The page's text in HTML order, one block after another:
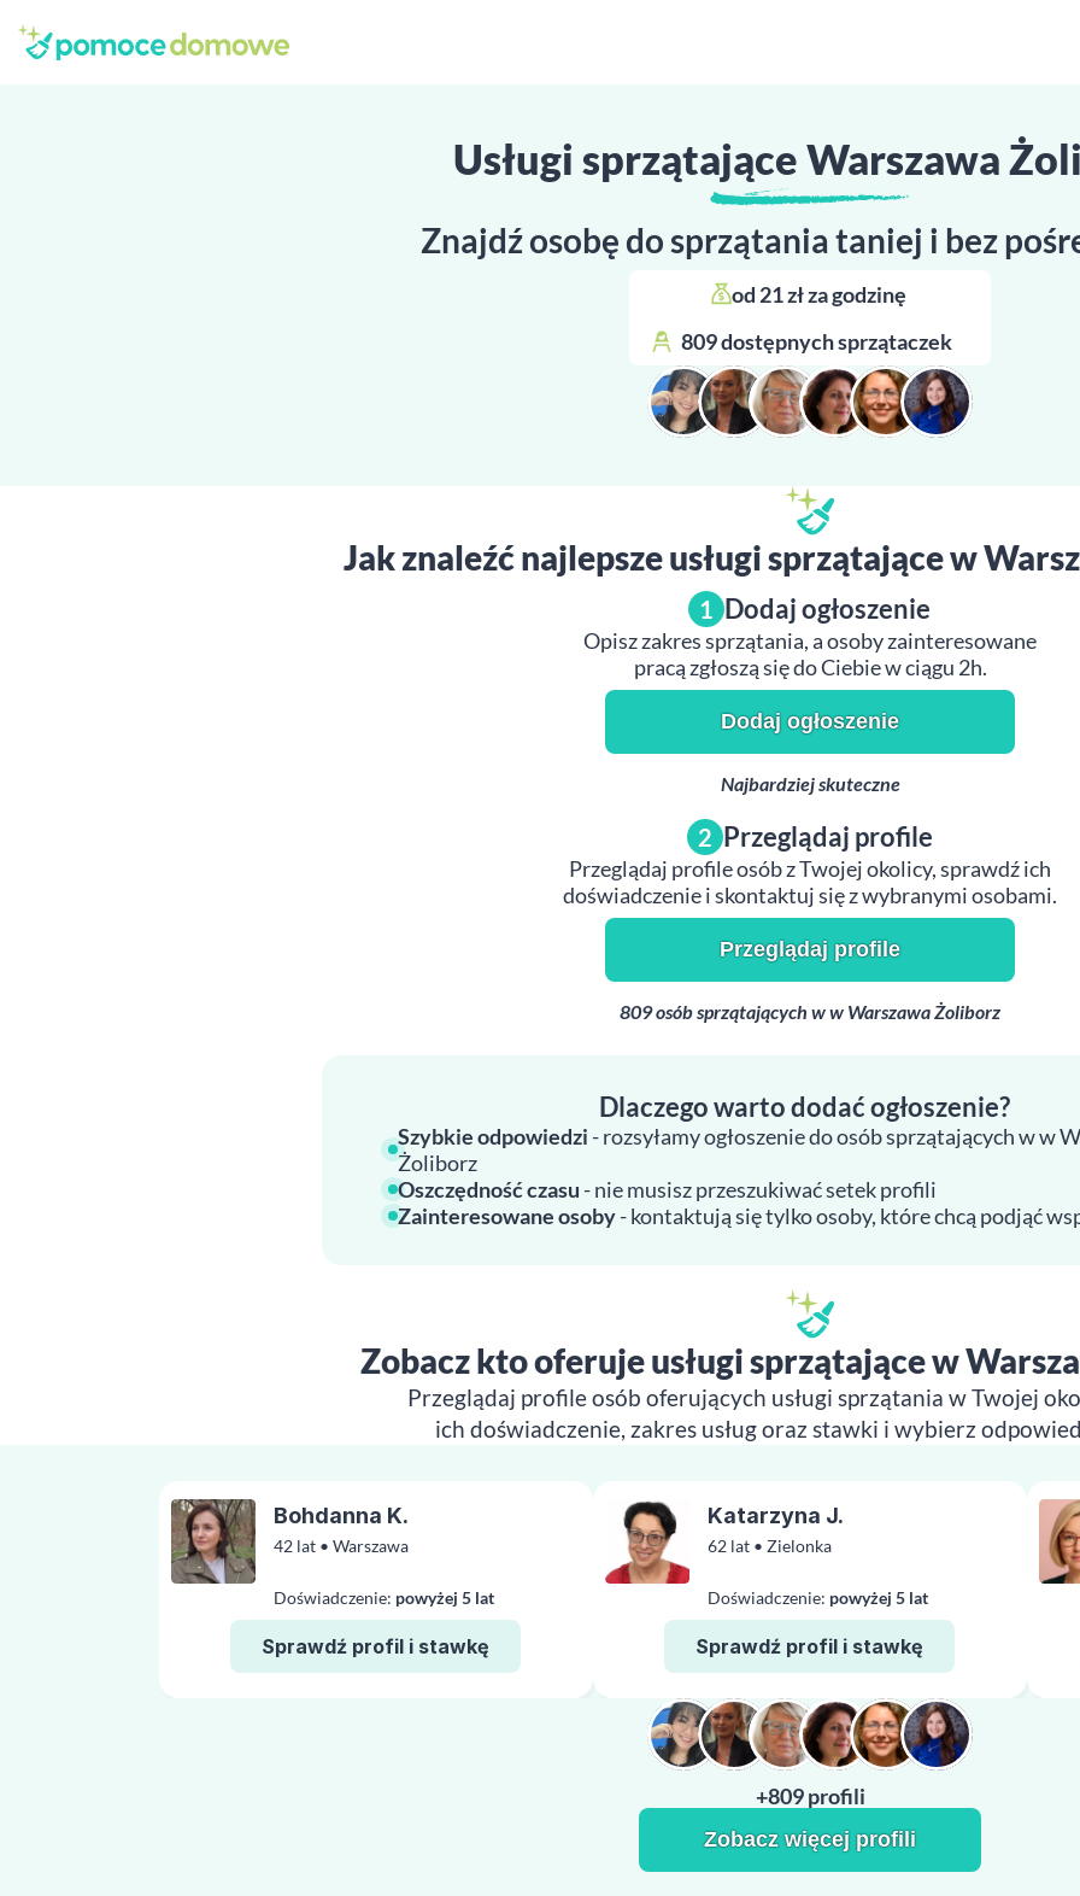
Usługi sprzątające Warszawa
Znajdź osobę do sprzątania taniej i bez
od 21 zł za godzinę
809 dostępnych sprzątaczek
Jak znaleźć najlepsze usługi sprzątające w
1 Dodaj ogłoszenie
Opisz zakres sprzątania, a osoby zainteresowane
pracą zgłoszą się do Ciebie w ciągu 2h.
Dodaj ogłoszenie
Najbardziej skuteczne
2 Przeglądaj profile
Przeglądaj profile osób z Twojej okolicy, sprawdź ich
doświadczenie i skontaktuj się z wybranymi osobami.
Przeglądaj profile
809 osób sprzątających w w Warszawa Żoliborz
Dlaczego warto dodać ogłoszenie?
Szybkie odpowiedzi - rozsyłamy ogłoszenie do osób sprzątających w w
Żoliborz
Oszczędność czasu - nie musisz przeszukiwać setek profili
Zainteresowane osoby- kontaktują się tylko osoby, które chcą podjąć
Zobacz kto oferuje usługi sprzątające w
Przeglądaj profile osób oferujących usługi sprzątania w Twojej
ich doświadczenie, zakres usług oraz stawki i wybierz
42 lat • Warszawa
Doświadczenie: powyżej 5 lat
Sprawdź profil i stawkę
Bohdanna K.
62 lat • Zielonka
Doświadczenie: powyżej 5 lat
Sprawdź profil i stawkę
Katarzyna J.
+809 profili
Zobacz więcej profili